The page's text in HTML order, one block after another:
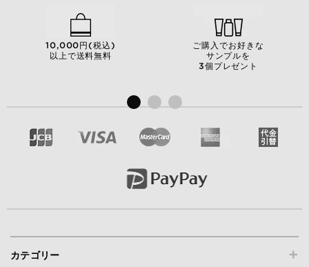
10,000円(税込)
以上で送料無料
ご購入でお好きな
サンプルを
3個プレゼント
+
カテゴリー